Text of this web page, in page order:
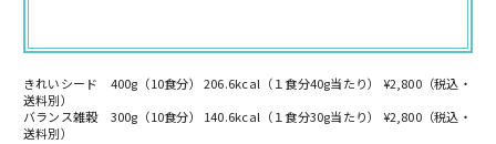
きれいシード 400g（10食分） 206.6kcal（１食分40g当たり） ¥2,800（税込・
送料別）
バランス雑穀 300g（10食分） 140.6kcal（１食分30g当たり） ¥2,800（税込・
送料別）